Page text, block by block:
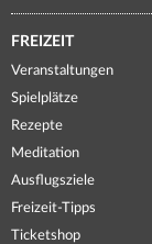
FREIZEIT
Veranstaltungen
Spielplätze
Rezepte
Meditation
Ausflugsziele
Freizeit-Tipps
Ticketshop